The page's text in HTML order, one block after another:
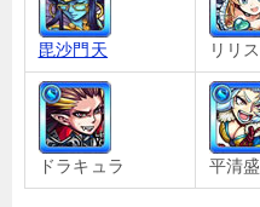
毘沙門天 リリス
ドラキュラ 平清盛